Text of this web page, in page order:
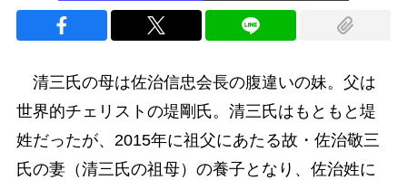
清三氏の母は佐治信忠会長の腹違いの妹。父は
世界的チェリストの堤剛氏。清三氏はもともと堤
姓だったが、2015年に祖父にあたる故・佐治敬三
氏の妻（清三氏の祖母）の養子となり、佐治姓に